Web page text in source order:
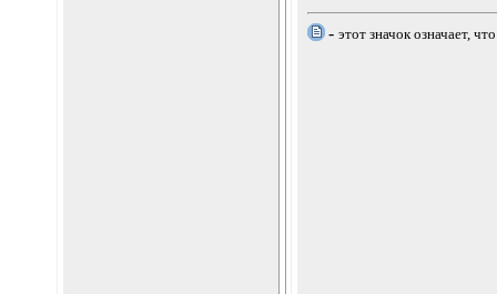
- этот значок означает,